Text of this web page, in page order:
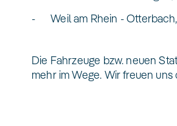
- Weil am Rhein -
Die Fahrzeuge bzw. neuen
mehr im Wege. Wir freuen